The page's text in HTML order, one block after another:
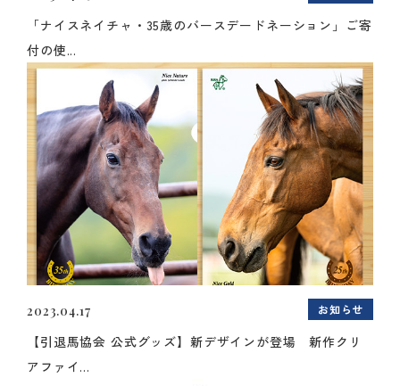
「ナイスネイチャ・35歳のバースデードネーション」ご寄
付の使...
2023.04.17 お知らせ
【引退馬協会 公式グッズ】新デザインが登場 新作クリ
アファイ...